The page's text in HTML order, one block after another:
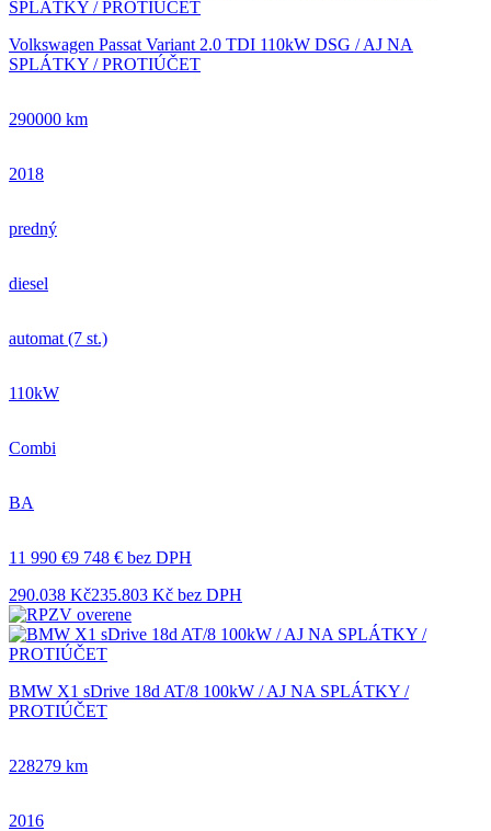
Volkswagen Passat Variant 2.0 TDI 110kW DSG / AJ NA
SPLÁTKY / PROTIÚČET
290000 km
2018
predný
diesel
automat (7 st.)
110kW
Combi
BA
11 990 €9 748 € bez DPH
290.038 Kč235.803 Kč bez DPH
BMW X1 sDrive 18d AT/8 100kW / AJ NA SPLÁTKY /
PROTIÚČET
228279 km
2016